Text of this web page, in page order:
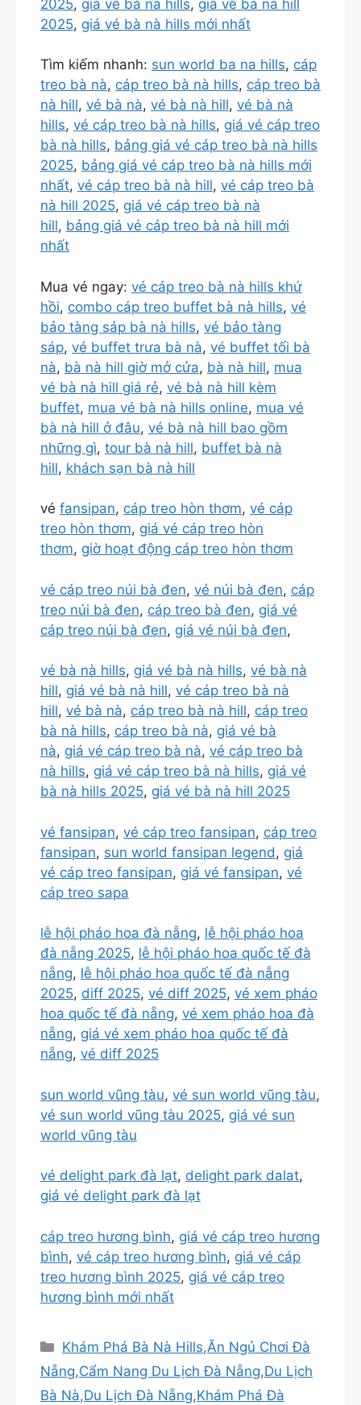
2025, giá vé bà nà hills, giá vé bà nà hill
2025, giá vé bà nà hills mới nhất
Tìm kiếm nhanh: sun world ba na hills, cáp
treo bà nà, cáp treo bà nà hills, cáp treo bà
nà hill, vé bà nà, vé bà nà hill, vé bà nà
hills, vé cáp treo bà nà hills, giá vé cáp treo
bà nà hills, bảng giá vé cáp treo bà nà hills
2025, bảng giá vé cáp treo bà nà hills mới
nhất, vé cáp treo bà nà hill, vé cáp treo bà
nà hill 2025, giá vé cáp treo bà nà
hill, bảng giá vé cáp treo bà nà hill mới
nhất
Mua vé ngay: vé cáp treo bà nà hills khứ
hồi, combo cáp treo buffet bà nà hills, vé
bảo tàng sáp bà nà hills, vé bảo tàng
sáp, vé buffet trưa bà nà, vé buffet tối bà
nà, bà nà hill giờ mở cửa, bà nà hill, mua
vé bà nà hill giá rẻ, vé bà nà hill kèm
buffet, mua vé bà nà hills online, mua vé
bà nà hill ở đâu, vé bà nà hill bao gồm
những gì, tour bà nà hill, buffet bà nà
hill, khách sạn bà nà hill
vé fansipan, cáp treo hòn thơm, vé cáp
treo hòn thơm, giá vé cáp treo hòn
thơm, giờ hoạt động cáp treo hòn thơm
vé cáp treo núi bà đen, vé núi bà đen, cáp
treo núi bà đen, cáp treo bà đen, giá vé
cáp treo núi bà đen, giá vé núi bà đen,
vé bà nà hills, giá vé bà nà hills, vé bà nà
hill, giá vé bà nà hill, vé cáp treo bà nà
hill, vé bà nà, cáp treo bà nà hill, cáp treo
bà nà hills, cáp treo bà nà, giá vé bà
nà, giá vé cáp treo bà nà, vé cáp treo bà
nà hills, giá vé cáp treo bà nà hills, giá vé
bà nà hills 2025, giá vé bà nà hill 2025
vé fansipan, vé cáp treo fansipan, cáp treo
fansipan, sun world fansipan legend, giá
vé cáp treo fansipan, giá vé fansipan, vé
cáp treo sapa
lễ hội pháo hoa đà nẵng, lễ hội pháo hoa
đà nẵng 2025, lễ hội pháo hoa quốc tế đà
nẵng, lễ hội pháo hoa quốc tế đà nẵng
2025, diff 2025, vé diff 2025, vé xem pháo
hoa quốc tế đà nẵng, vé xem pháo hoa đà
nẵng, giá vé xem pháo hoa quốc tế đà
nẵng, vé diff 2025
sun world vũng tàu, vé sun world vũng tàu,
vé sun world vũng tàu 2025, giá vé sun
world vũng tàu
vé delight park đà lạt, delight park dalat,
giá vé delight park đà lạt
cáp treo hương bình, giá vé cáp treo hương
bình, vé cáp treo hương bình, giá vé cáp
treo hương bình 2025, giá vé cáp treo
hương bình mới nhất
Danh
mục
Khám Phá Bà Nà Hills,Ăn Ngủ Chơi Đà
Nẵng,Cẩm Nang Du Lịch Đà Nẵng,Du Lịch
Bà Nà,Du Lịch Đà Nẵng,Khám Phá Đà